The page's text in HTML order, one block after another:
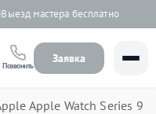
мастера бесплатно
Позвонить
Заявка
Apple Watch Series 9